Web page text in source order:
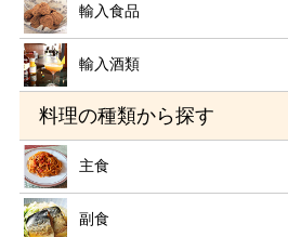
輸入食品
輸入酒類
料理の種類から探す
主食
副食